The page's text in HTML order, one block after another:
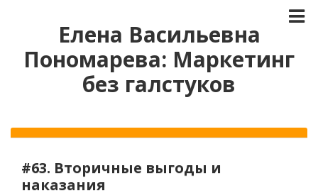
Елена Васильевна
Пономарева: Маркетинг
без галстуков
#63. Вторичные выгоды и
наказания